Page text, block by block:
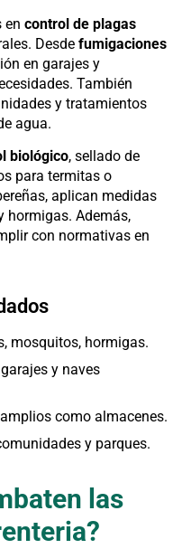
en control de plagas
Desde fumigaciones
en garajes y
También
y tratamientos
agua.
biológico, sellado de
para termitas o
aplican medidas
hormigas. Además,
con normativas en
mosquitos, hormigas.
y naves
como almacenes.
y parques.
las